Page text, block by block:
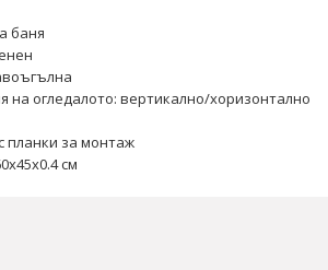
баня
на огледалото: вертикално/хоризонтално
планки за монтаж
см